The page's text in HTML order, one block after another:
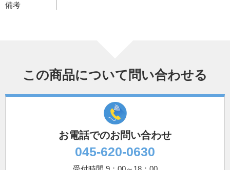
備考
この商品について問い合わせる
お電話でのお問い合わせ
045-620-0630